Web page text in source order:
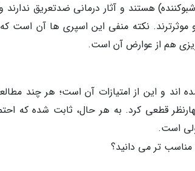
هستند و آثار درمانی ضدتعریق ندارند
نکته منفی این اسپری ها آن است
هم از عوارض آن است.
اند و این از امتیازات آن است؛ هر چند
قطعی کرد. به هر حال، ثابت شده که
است.
مناسب تر می دانید؟